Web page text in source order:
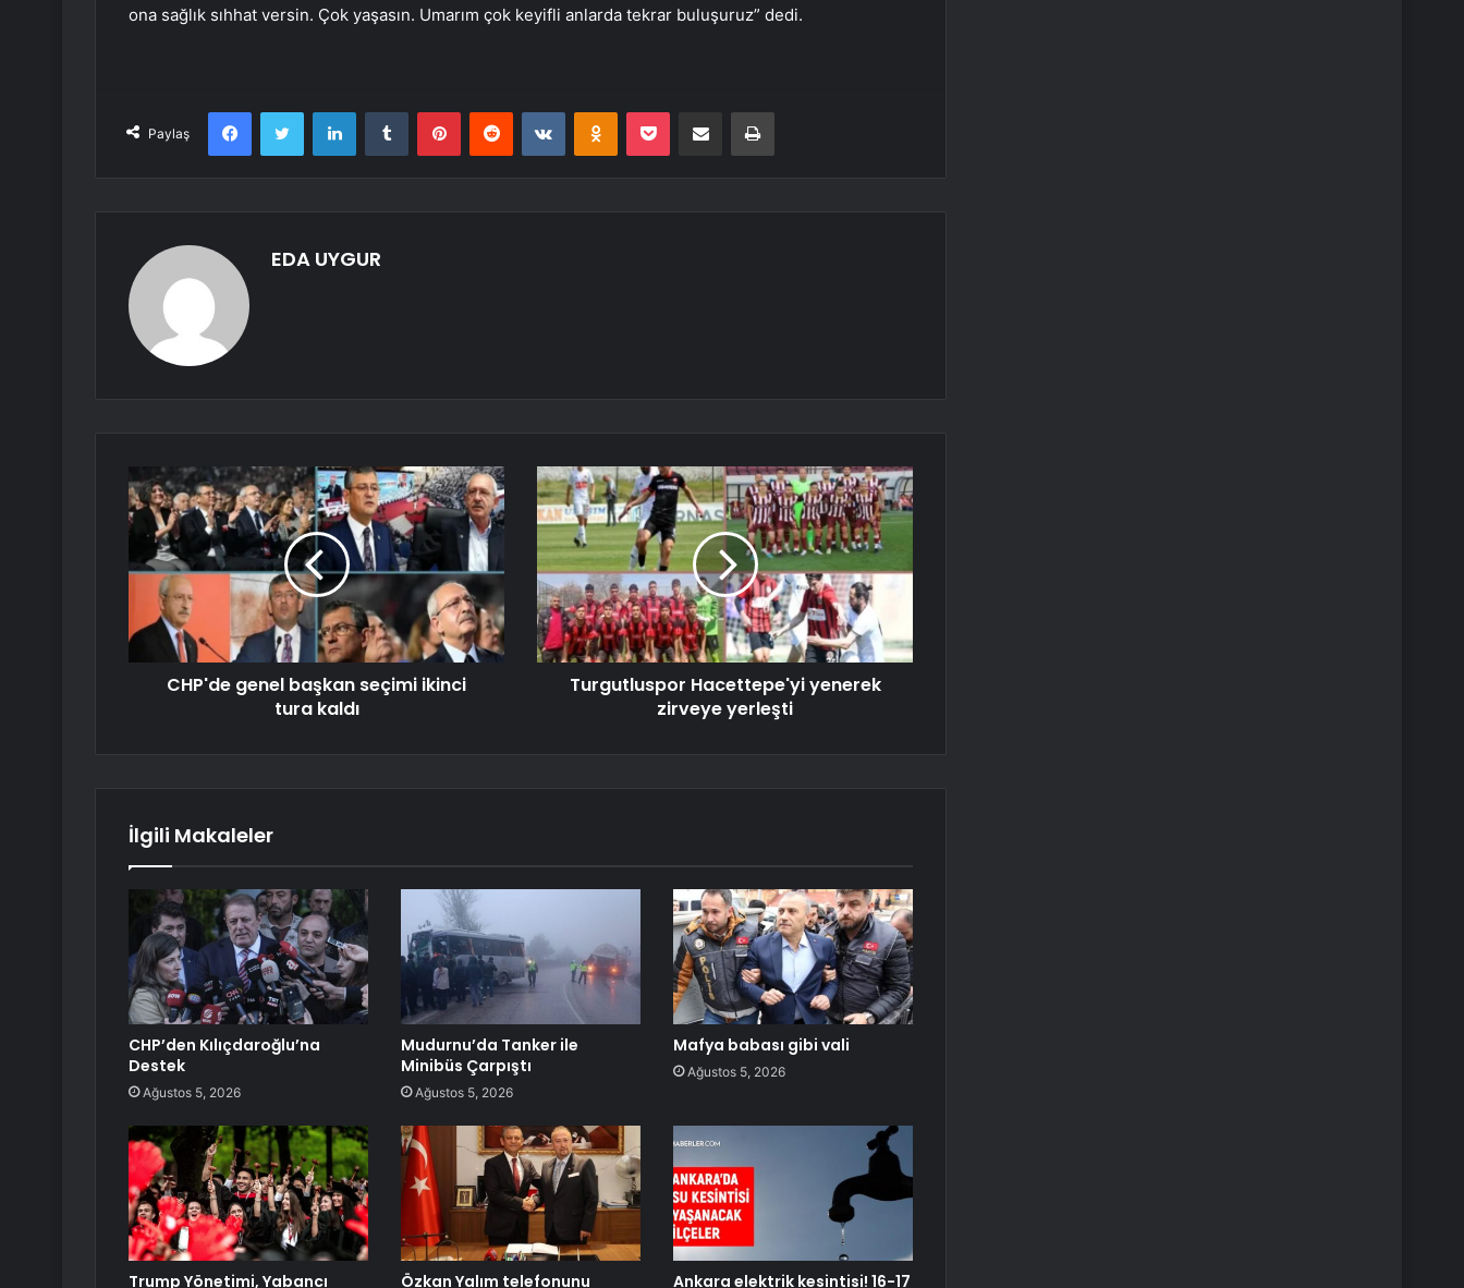
ona sağlık sıhhat versin. Çok yaşasın. Umarım çok keyifli anlarda tekrar buluşuruz” dedi.
Paylaş
FacebookTwitter LinkedInTumblr PinterestReddit VKontakteOdnoklassniki
Pocket E-Posta ile paylaş Yazdır
EDA UYGUR
CHP'de genel başkan seçimi ikinci
tura kaldı
Turgutluspor Hacettepe'yi yenerek
zirveye yerleşti
İlgili Makaleler
CHP’den Kılıçdaroğlu’na
Destek
Ağustos 5, 2026
Mudurnu’da Tanker ile
Minibüs Çarpıştı
Ağustos 5, 2026
Mafya babası gibi vali
Ağustos 5, 2026
Trump Yönetimi, Yabancı Özkan Yalım telefonunu Ankara elektrik kesintisi! 16-17